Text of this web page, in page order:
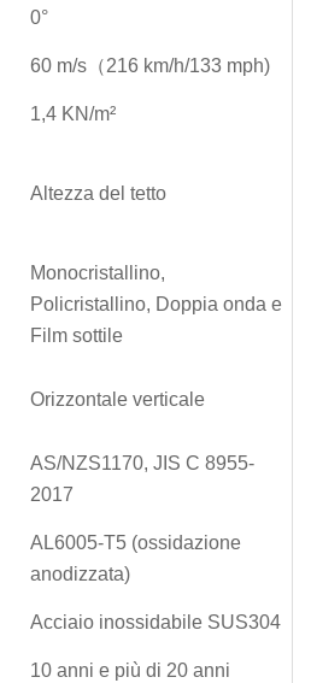
0°
60 m/s（216 km/h/133 mph)
1,4 KN/m²
Altezza del tetto
Monocristallino,
Policristallino, Doppia onda e
Film sottile
Orizzontale verticale
AS/NZS1170, JIS C 8955-
2017
AL6005-T5 (ossidazione
anodizzata)
Acciaio inossidabile SUS304
10 anni e più di 20 anni